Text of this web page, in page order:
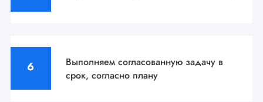
Выполняем согласованную задачу в
срок, согласно плану